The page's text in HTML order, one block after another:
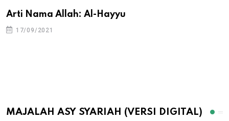
Arti Nama Allah: Al-Hayyu
17/09/2021
MAJALAH ASY SYARIAH (VERSI DIGITAL)